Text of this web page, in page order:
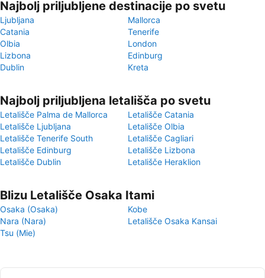
Najbolj priljubljene destinacije po svetu
Ljubljana
Mallorca
Catania
Tenerife
Olbia
London
Lizbona
Edinburg
Dublin
Kreta
Najbolj priljubljena letališča po svetu
Letališče Palma de Mallorca
Letališče Catania
Letališče Ljubljana
Letališče Olbia
Letališče Tenerife South
Letališče Cagliari
Letališče Edinburg
Letališče Lizbona
Letališče Dublin
Letališče Heraklion
Blizu Letališče Osaka Itami
Osaka (Osaka)
Kobe
Nara (Nara)
Letališče Osaka Kansai
Tsu (Mie)